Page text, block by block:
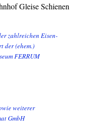
zahlreichen Eisen-
der (ehem.)
FERRUM
weiterer
GmbH